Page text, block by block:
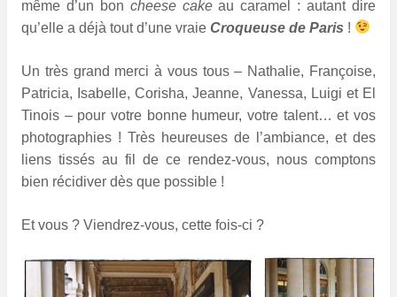
même d’un bon cheese cakeau caramel : autant dire
qu’elle a déjà tout d’une vraie Croqueuse de Paris !
Un très grand merci à vous tous – Nathalie, Françoise,
Patricia, Isabelle, Corisha, Jeanne, Vanessa, Luigi et El
Tinois – pour votre bonne humeur, votre talent… et vos
photographies ! Très heureuses de l’ambiance, et des
liens tissés au fil de ce rendez-vous, nous comptons
bien récidiver dès que possible !
Et vous ? Viendrez-vous, cette fois-ci ?